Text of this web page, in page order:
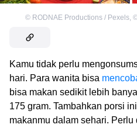
© RODNAE Productions / Pexels
Kamu tidak perlu
hari. Para wanita bisa
bisa makan sedikit lebih
175 gram. Tambahkan porsi
makanmu dalam sehari. Perlu